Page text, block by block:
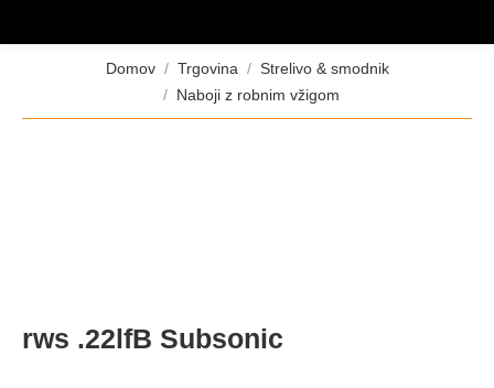
Domov Trgovina
Strelivo & smodnik
Naboji z robnim vžigom
rws .22lfB Subsonic